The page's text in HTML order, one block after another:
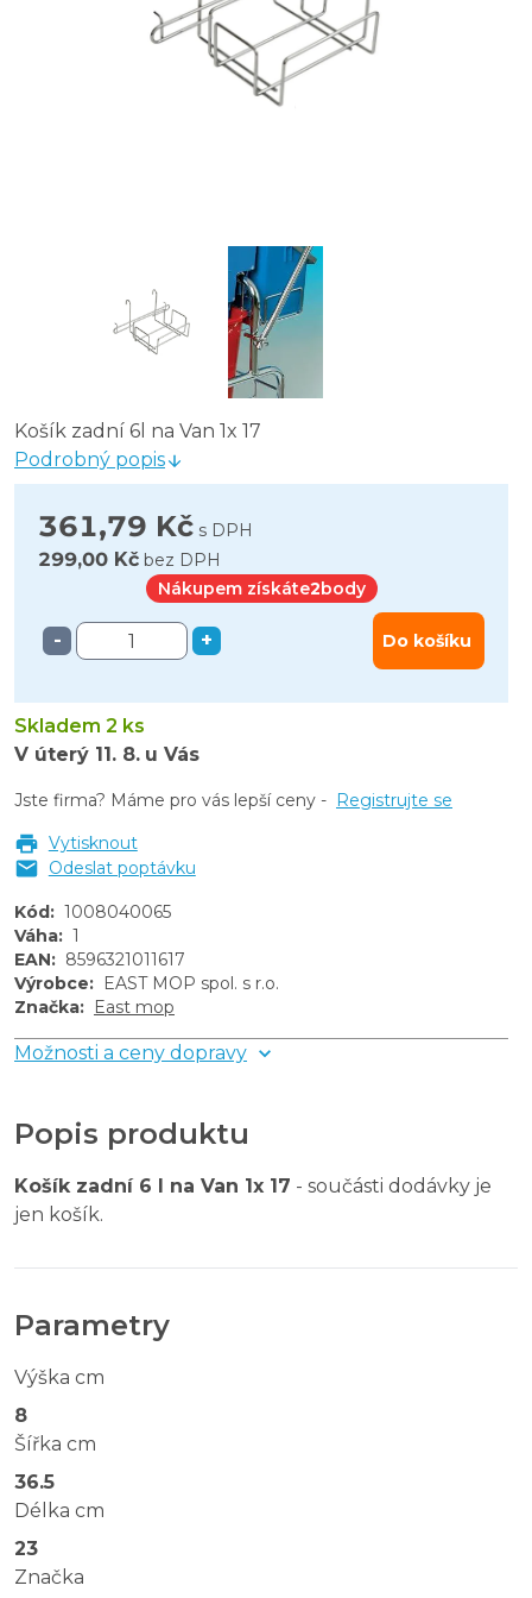
Košík zadní 6l na Van 1x 17
Podrobný popis
361,79 Kč s DPH
299,00 Kč bez DPH
Nákupem získáte2body
- + Do košíku
Skladem 2 ks
V úterý 11. 8. u Vás
Jste firma? Máme pro vás lepší ceny - Registrujte se
Vytisknout
Odeslat poptávku
Kód: 1008040065
Váha: 1
EAN: 8596321011617
Výrobce: EAST MOP spol. s r.o.
Značka: East mop
Možnosti a ceny dopravy
Popis produktu
Košík zadní 6 l na Van 1x 17 - součásti dodávky je
jen košík.
Parametry
Výška cm
8
Šířka cm
36.5
Délka cm
23
Značka